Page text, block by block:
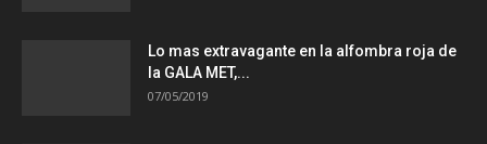
Lo mas extravagante en la alfombra roja de
la GALA MET,...
07/05/2019